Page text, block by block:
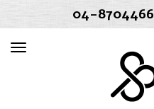
04-8704466